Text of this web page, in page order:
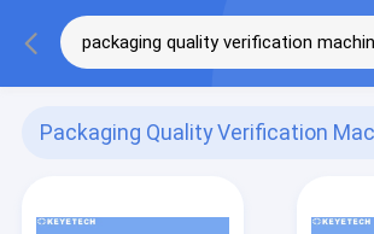
Packaging Quality Verification